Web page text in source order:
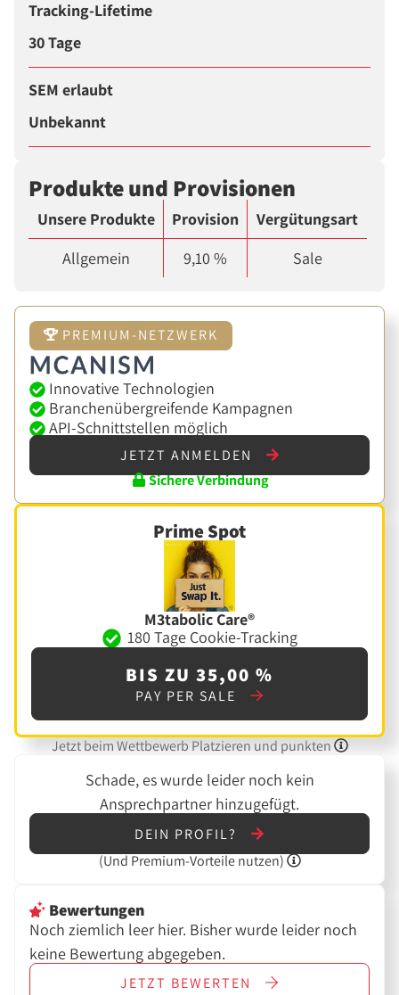
Tracking-Lifetime
30 Tage
SEM erlaubt
Unbekannt
Produkte und Provisionen
Unsere Produkte Provision
Vergütungsart
Allgemein
9,10 % Sale
PREMIUM-NETZWERK
Innovative Technologien
Branchenübergreifende Kampagnen
API-Schnittstellen möglich
JETZT ANMELDEN
Sichere Verbindung
Prime Spot
M3tabolic Care®
180 Tage Cookie-Tracking
BIS ZU 35,00 %
PAY PER SALE
Jetzt beim Wettbewerb Platzieren und punkten
Schade, es wurde leider noch kein
Ansprechpartner hinzugefügt.
DEIN PROFIL?
(Und Premium-Vorteile nutzen)
Bewertungen
Noch ziemlich leer hier. Bisher wurde leider noch
keine Bewertung abgegeben.
JETZT BEWERTEN